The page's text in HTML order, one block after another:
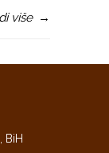
više →
BiH